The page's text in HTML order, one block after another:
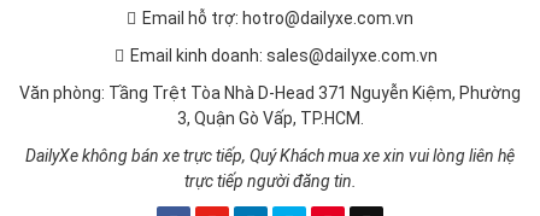
Email hỗ trợ: hotro@dailyxe.com.vn
Email kinh doanh: sales@dailyxe.com.vn
Văn phòng: Tầng Trệt Tòa Nhà D-Head 371 Nguyễn Kiệm, Phường
3, Quận Gò Vấp, TP.HCM.
DailyXe không bán xe trực tiếp, Quý Khách mua xe xin vui lòng liên hệ
trực tiếp người đăng tin.